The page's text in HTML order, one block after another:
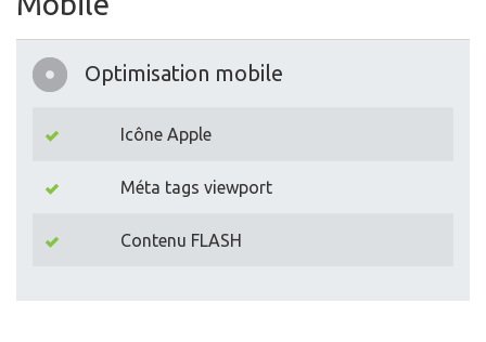
Optimisation mobile
Icône Apple
Méta tags viewport
Contenu FLASH